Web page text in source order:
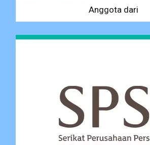
Anggota dari